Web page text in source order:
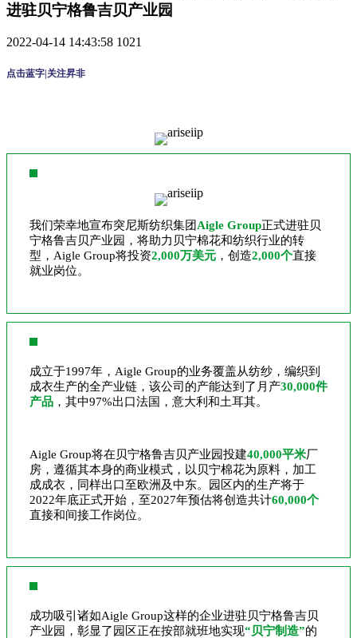
进驻贝宁格鲁吉贝产业园
2022-04-14 14:43:58 1021
点击蓝字|关注昇非
我们荣幸地宣布突尼斯纺织集团 Aigle Group正式进驻贝
宁格鲁吉贝产业园，将助力贝宁棉花和纺织行业的转
型，Aigle Group将投资2,000万美元 ，创造2,000个直接
就业岗位。
成立于1997年，Aigle Group的业务覆盖从纺纱，编织到
成衣生产的全产业链，该公司的产能达到了月产30,000件
产品 ，其中97%出口法国，意大利和土耳其。
Aigle Group将在贝宁格鲁吉贝产业园投建40,000平米厂
房，遵循其本身的商业模式，以贝宁棉花为原料，加工
成成衣，同样出口至欧洲及中东。园区内的生产将于
2022年底正式开始，至2027年预估将创造共计60,000个
直接和间接工作岗位。
成功吸引诸如Aigle Group这样的企业进驻贝宁格鲁吉贝
产业园，彰显了园区正在按部就班地实现“贝宁制造”的